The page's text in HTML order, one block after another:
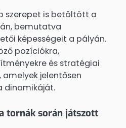
szerepet is betöltött a
bemutatva
képességeit a pályán.
pozíciókra,
és stratégiai
jelentősen
dinamikáját.
tornák során játszott